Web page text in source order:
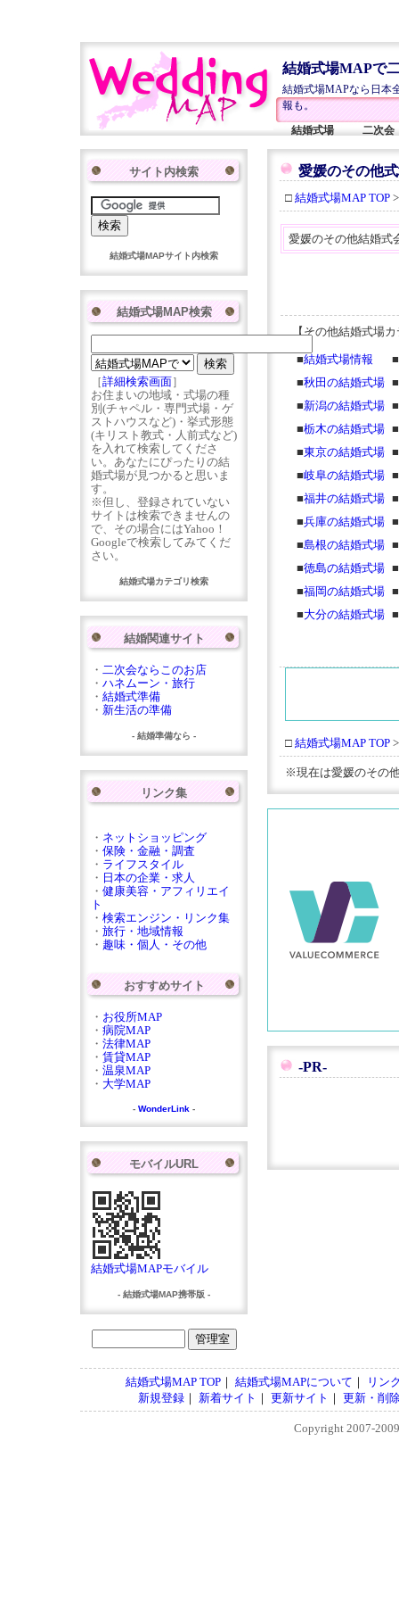
結婚式場MAPで
結婚式場MAPなら日本
報も。
結婚式場
二次会
愛媛のその他
□ 結婚式場MAP TOP
愛媛のその他結婚式
【その他結婚式場
■結婚式場情報
■
■秋田の結婚式場 ■
■新潟の結婚式場 ■
■栃木の結婚式場 ■
■東京の結婚式場 ■
■岐阜の結婚式場 ■
■福井の結婚式場 ■
■兵庫の結婚式場 ■
■島根の結婚式場 ■
■徳島の結婚式場 ■
■福岡の結婚式場 ■
■大分の結婚式場 ■
□ 結婚式場MAP TOP
※現在は愛媛のその
-PR-
サイト内検索
結婚式場MAPサイト内検索
結婚式場MAP検索
［詳細検索画面］
お住まいの地域・式場の種
別(チャペル・専門式場・ゲ
ストハウスなど)・挙式形態
(キリスト教式・人前式など)
を入れて検索してくださ
い。あなたにぴったりの結
婚式場が見つかると思いま
す。
※但し、登録されていない
サイトは検索できませんの
で、その場合にはYahoo！
Googleで検索してみてくだ
さい。
結婚式場カテゴリ検索
結婚関連サイト
・ 二次会ならこのお店
・ ハネムーン・旅行
・ 結婚式準備
・ 新生活の準備
- 結婚準備なら -
リンク集
・ ネットショッピング
・ 保険・金融・調査
・ ライフスタイル
・ 日本の企業・求人
・ 健康美容・アフィリエイ
ト
・ 検索エンジン・リンク集
・ 旅行・地域情報
・ 趣味・個人・その他
おすすめサイト
・ お役所MAP
・ 病院MAP
・ 法律MAP
・ 賃貸MAP
・ 温泉MAP
・ 大学MAP
- WonderLink -
モバイルURL
結婚式場MAPモバイル
- 結婚式場MAP携帯版 -
結婚式場MAP TOP｜ 結婚式場MAPについて ｜
リン
新規登録｜ 新着サイト ｜ 更新サイト ｜ 更新・削
Copyright 2007-